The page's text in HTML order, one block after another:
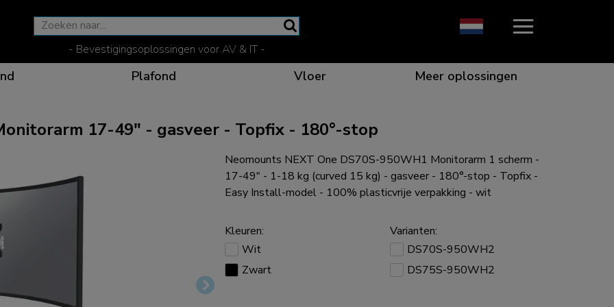
- Bevestigingsoplossingen voor AV & IT -
Ergonomische oplossingen voor elke situatie
De optimale kijkpositie voor elk scherm
Effectieve communicatie die opvalt
Plafond
Flexibele oplossingen voor de beste samenwerking
Vloer
Speciale producten voor specifieke behoeften
Meer oplossingen
17-49" - gasveer - Topfix - 180°-stop
Neomounts NEXT One DS70S-950WH1 Monitorarm 1 scherm -
17-49" - 1-18 kg (curved 15 kg) - gasveer - 180°-stop - Topfix -
Easy Install-model - 100% plasticvrije verpakking - wit
Kleuren:
Wit
Zwart
Varianten:
DS70S-950WH2
DS75S-950WH2